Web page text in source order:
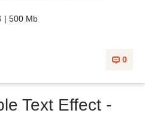
| 500 Mb
0
Text Effect -